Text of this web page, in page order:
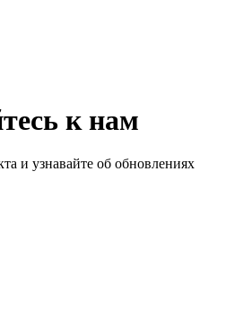
к нам
и узнавайте об обновлениях